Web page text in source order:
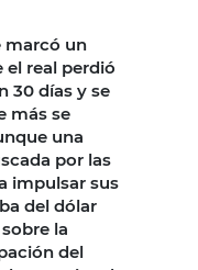
marcó un
el real perdió
30 días y se
más se
una
por las
impulsar sus
del dólar
la
del